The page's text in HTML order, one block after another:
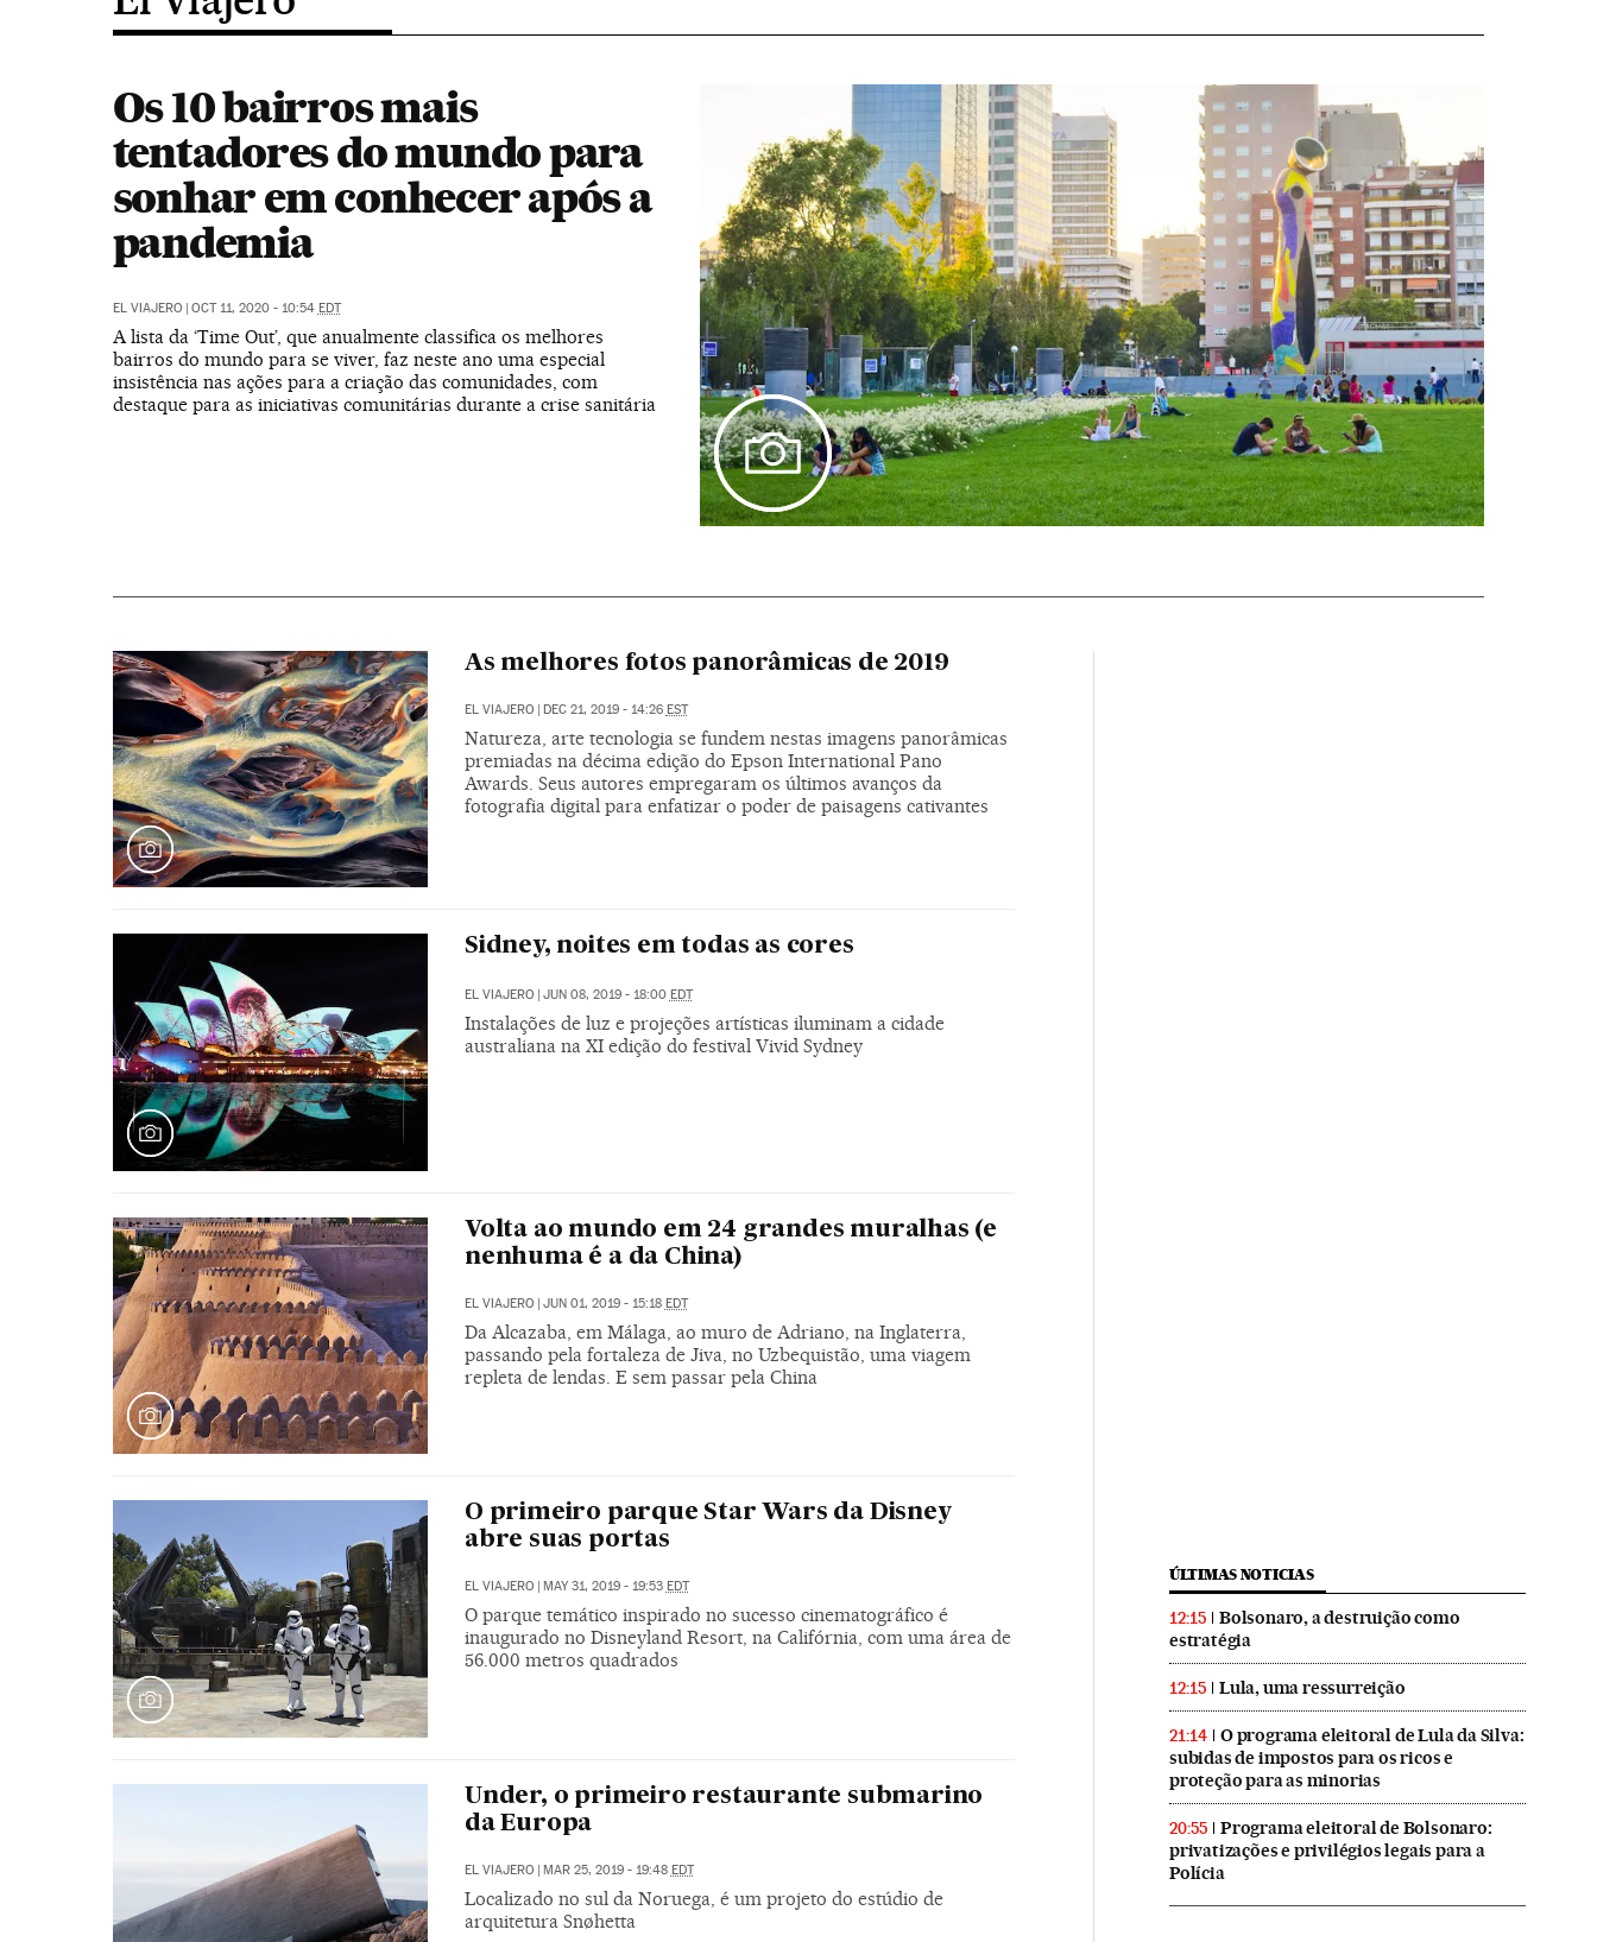
Os 10 bairros mais
tentadores do mundo para
sonhar em conhecer após a
pandemia
EL VIAJERO | OCT 11, 2020 - 10:54 EDT
A lista da ‘Time Out’, que anualmente classifica os melhores
bairros do mundo para se viver, faz neste ano uma especial
insistência nas ações para a criação das comunidades, com
destaque para as iniciativas comunitárias durante a crise sanitária
As melhores fotos panorâmicas de 2019
EL VIAJERO | DEC 21, 2019 - 14:26 EST
Natureza, arte tecnologia se fundem nestas imagens panorâmicas
premiadas na décima edição do Epson International Pano
Awards. Seus autores empregaram os últimos avanços da
fotografia digital para enfatizar o poder de paisagens cativantes
Sidney, noites em todas as cores
EL VIAJERO JUN 08, 2019 - 18:00 EDT
Instalações de luz e projeções artísticas iluminam a cidade
australiana na XI edição do festival Vivid Sydney
Volta ao mundo em 24 grandes muralhas (e
nenhuma é a da China)
EL VIAJERO | JUN 01, 2019 - 15:18 EDT
Da Alcazaba, em Málaga, ao muro de Adriano, na Inglaterra,
passando pela fortaleza de Jiva, no Uzbequistão, uma viagem
repleta de lendas. E sem passar pela China
O primeiro parque Star Wars da Disney
abre suas portas
EL VIAJERO | MAY 31, 2019 - 19:53 EDT
O parque temático inspirado no sucesso cinematográfico é
inaugurado no Disneyland Resort, na Califórnia, com uma área de
56.000 metros quadrados
Under, o primeiro restaurante submarino
da Europa
EL VIAJERO MAR 25, 2019 - 19:48 EDT
Localizado no sul da Noruega, é um projeto do estúdio de
arquitetura Snøhetta
ÚLTIMAS NOTICIAS
12:15
Bolsonaro, a destruição como
estratégia
12:15 Lula, uma ressurreição
21:14
O programa eleitoral de Lula da Silva:
subidas de impostos para os ricos e
proteção para as minorias
20:55
Programa eleitoral de Bolsonaro:
privatizações e privilégios legais para a
Polícia